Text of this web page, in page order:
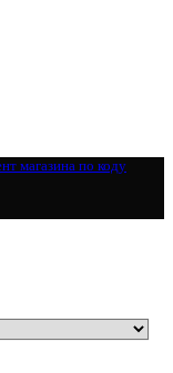
магазина по коду